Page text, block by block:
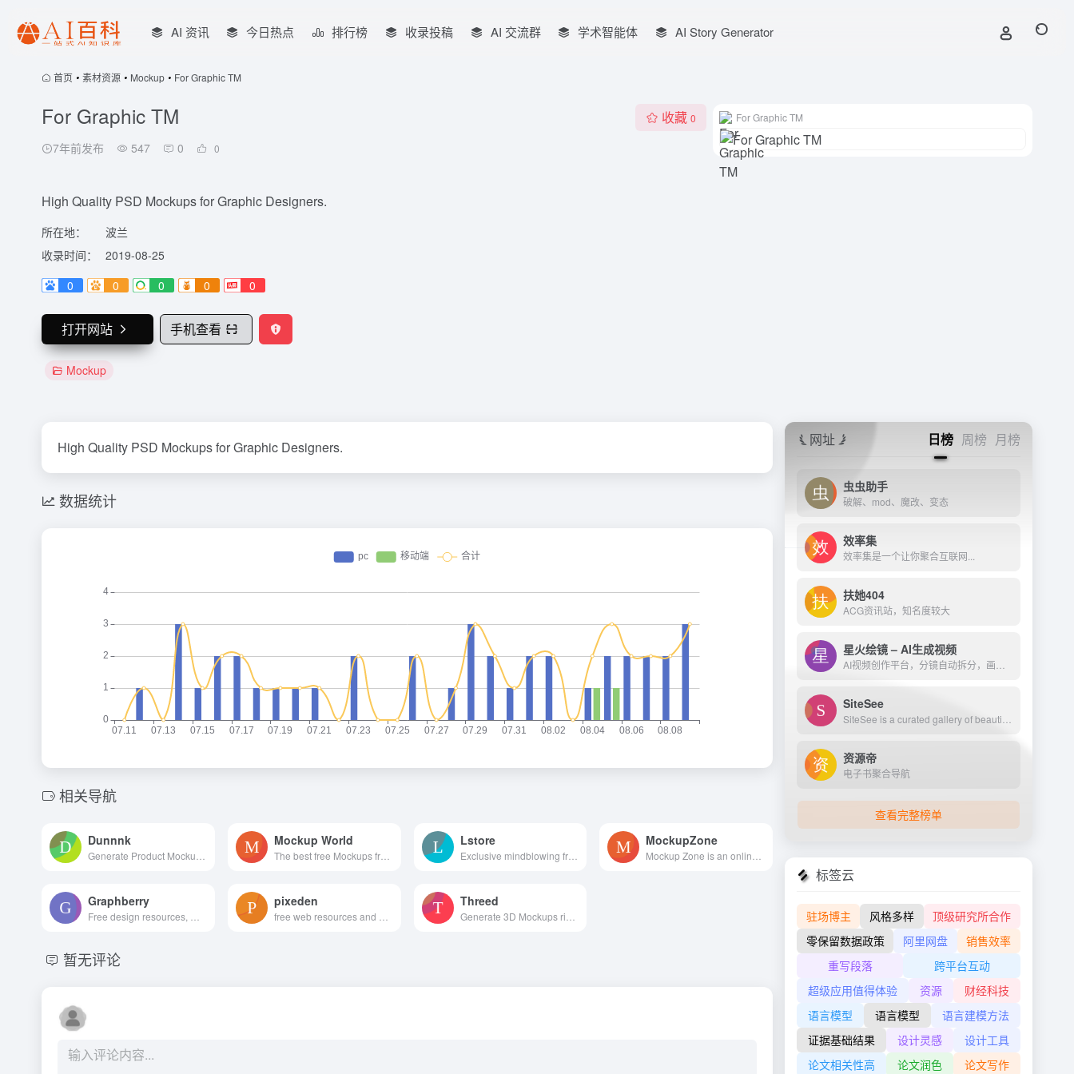
AI 资讯 今日热点 排行榜 收录投稿 AI 交流群 学术智能体 AI Story Generator
首页 • 素材资源 • Mockup • For Graphic TM
For Graphic TM
7年前发布 547 0 0
收藏 0
High Quality PSD Mockups for Graphic Designers.
所在地：
波兰
收录时间：
2019-08-25
0
0 0 0 0
打开网站 手机查看
Mockup
For Graphic TM
High Quality PSD Mockups for Graphic Designers.
数据统计
相关导航
Dunnnk Mockup World
The best free Mockups from the Web
Lstore
Exclusive mindblowing freebies for designers and developers
MockupZone
Graphberry pixeden Threed
暂无评论
网址 日榜 周榜 月榜
虫虫助手
破解、mod、魔改、变态
效率集
效率集是一个让你聚合互联网...
扶她404
ACG资讯站，知名度较大
星火绘镜 – AI生成视频
SiteSee
资源帝
电子书聚合导航
查看完整榜单
标签云
驻场博主 风格多样
顶级研究所合作
零保留数据政策
阿里网盘
销售效率
重写段落
跨平台互动
超级应用值得体验
资源
财经科技
语言模型
语言模型
语言建模方法
证据基础结果
设计灵感
设计工具
论文相关性高
论文润色 论文写作